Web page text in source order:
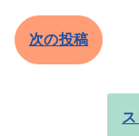
次の投稿